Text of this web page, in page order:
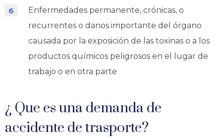
Enfermedades permanente, crónicas, o
recurrentes o danos importante del órgano
causada por la exposición de las toxinas o a los
productos químicos peligrosos en el lugar de
trabajo o en otra parte
¿ Que es una demanda de
accidente de trasporte?